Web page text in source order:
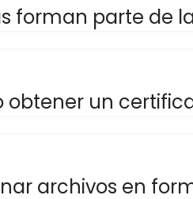
forman parte de
obtener un
archivos en